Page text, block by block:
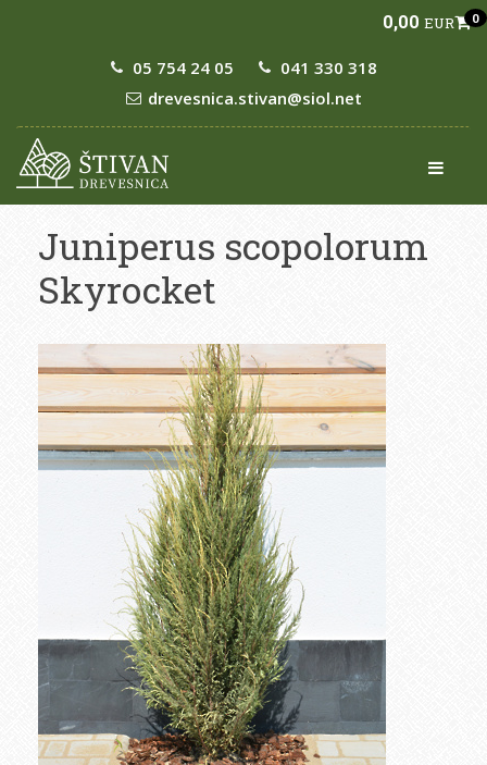
0,00 EUR 0
05 754 24 05
041 330 318
drevesnica.stivan@siol.net
Juniperus scopolorum
Skyrocket